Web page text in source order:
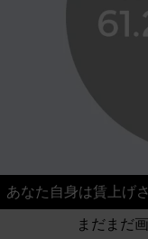
あなた自身は賃上げ
まだまだ